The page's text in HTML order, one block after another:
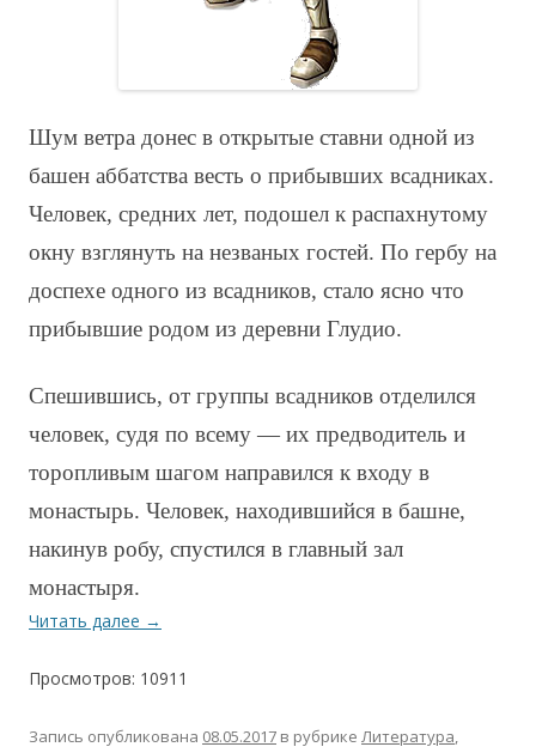
Шум ветра донес в открытые ставни одной из
башен аббатства весть о прибывших всадниках.
Человек, средних лет, подошел к распахнутому
окну взглянуть на незваных гостей. По гербу на
доспехе одного из всадников, стало ясно что
прибывшие родом из деревни Глудио.
Спешившись, от группы всадников отделился
человек, судя по всему — их предводитель и
торопливым шагом направился к входу в
монастырь. Человек, находившийся в башне,
накинув робу, спустился в главный зал
монастыря.
Читать далее →
Просмотров: 10911
Запись опубликована 08.05.2017 в рубрике Литература,